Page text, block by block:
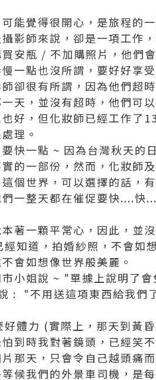
能覺得很開心，是旅程的
影師來說，卻是一項工作
安瓶 / 不加購照片，他們
一點也沒所謂，要好好享
卻很有所謂，因為他們超
天，並沒有超時，他們可
好，但化妝師已經工作了
理。
快一點 ~ 因為台灣秋天的
的一部份，然而，化妝師
個世界，可以選擇的話，
一整天都在催促要快....快
著一顆平常心，因此，並
知道，拍婚紗照，不會如
會如想像世界般美麗。
小姐說 ~ "單據上說明了
: "不用送這項東西給我
體力 (實際上，那天到黃
到時我對著鏡頭，已經笑不
那天，只會令自己越頭痛
候我們的外景車司機，是